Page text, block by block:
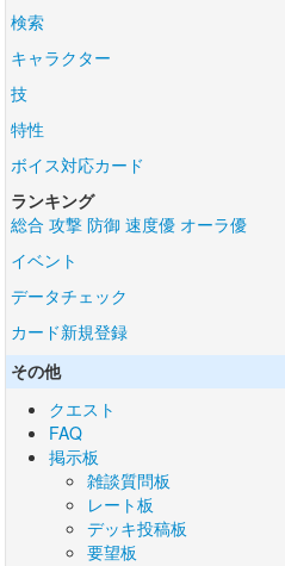
検索
キャラクター
技
特性
ボイス対応カード
ランキング
総合 攻撃 防御 速度優 オーラ優
イベント
データチェック
カード新規登録
その他
クエスト
FAQ
掲示板
雑談質問板
レート板
デッキ投稿板
要望板